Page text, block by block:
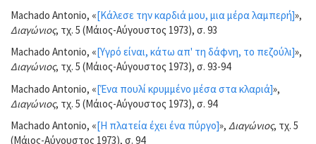
Machado Antonio, «[Κάλεσε την καρδιά μου, μια μέρα λαμπερή]»,
Διαγώνιος, τχ. 5 (Μάιος-Αύγουστος 1973), σ. 93
Machado Antonio, «[Υγρό είναι, κάτω απ' τη δάφνη, το πεζούλι]»,
Διαγώνιος, τχ. 5 (Μάιος-Αύγουστος 1973), σ. 93-94
Machado Antonio, «[Ένα πουλί κρυμμένο μέσα στα κλαριά]»,
Διαγώνιος, τχ. 5 (Μάιος-Αύγουστος 1973), σ. 94
Machado Antonio, «[Η πλατεία έχει ένα πύργο]», Διαγώνιος, τχ. 5
(Μάιος-Αύγουστος 1973), σ. 94